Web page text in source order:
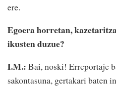
ere.
Egoera horretan,
ikusten duzue?
I.M.: Bai, noski! Erreportaje
sakontasuna, gertakari baten